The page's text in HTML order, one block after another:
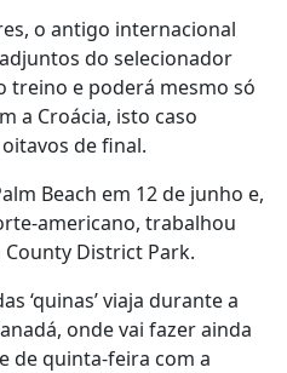
o antigo internacional
do selecionador
treino e poderá mesmo só
a Croácia, isto caso
de final.
Beach em 12 de junho e,
americano, trabalhou
District Park.
‘quinas’ viaja durante a
onde vai fazer ainda
de quinta-feira com a